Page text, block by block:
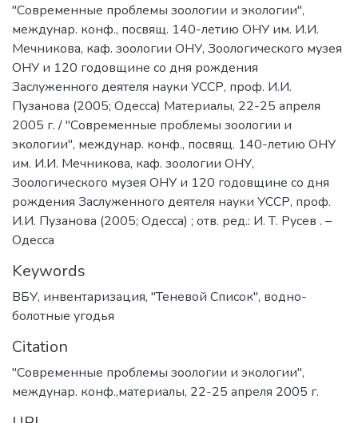
"Современные проблемы зоологии и экологии",
междунар. конф., посвящ. 140-летию ОНУ им. И.И.
Мечникова, каф. зоологии ОНУ, Зоологического музея
ОНУ и 120 годовщине со дня рождения
Заслуженного деятеля науки УССР, проф. И.И.
Пузанова (2005; Одесса) Материалы, 22-25 апреля
2005 г. / "Современные проблемы зоологии и
экологии", междунар. конф., посвящ. 140-летию ОНУ
им. И.И. Мечникова, каф. зоологии ОНУ,
Зоологического музея ОНУ и 120 годовщине со дня
рождения Заслуженного деятеля науки УССР, проф.
И.И. Пузанова (2005; Одесса) ; отв. ред.: И. Т. Русев . –
Одесса
Keywords
ВБУ, инвентаризация, "Теневой Список", водно-
болотные угодья
Citation
"Современные проблемы зоологии и экологии",
междунар. конф.,материалы, 22-25 апреля 2005 г.